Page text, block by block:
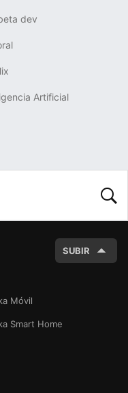
dev
Artificial
SUBIR
Móvil
Smart Home